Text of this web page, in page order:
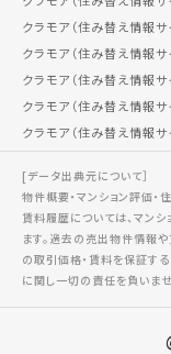
クラモア（住み替え情報サ
クラモア（住み替え情報サ
クラモア（住み替え情報サ
クラモア（住み替え情報サ
クラモア（住み替え情報サ
[データ出典元について］
物件概要・マンション評価・
賃料履歴については、マンシ
ます。過去の売出物件情報
の取引価格・賃料を保証す
に関し一切の責任を負いま